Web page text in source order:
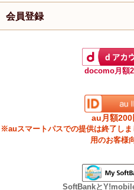
会員登録
docomo月額
au月額200
※auスマートパスでの提供は終了し
用のお客様
SoftBankと